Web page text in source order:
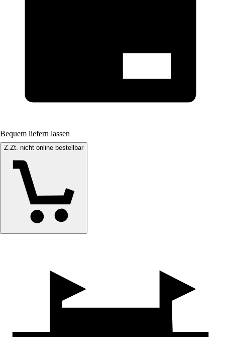
Bequem liefern lassen
Z.Zt. nicht online bestellbar